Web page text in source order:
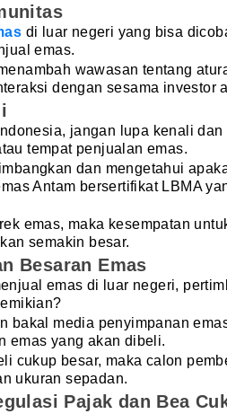
di luar negeri yang bisa
emas.
wawasan tentang
dengan sesama investor
jangan lupa kenali
tempat penjualan emas.
dan mengetahui
Antam bersertifikat LBMA
emas, maka kesempatan
semakin besar.
Besaran Emas
emas di luar negeri,
bakal media penyimpanan
emas yang akan dibeli.
cukup besar, maka calon
ukuran sepadan.
Pajak dan Bea